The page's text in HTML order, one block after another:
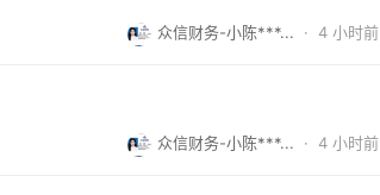
众信财务-小陈***... · 4 小时前
众信财务-小陈***... · 4 小时前